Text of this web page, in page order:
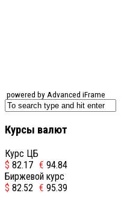
powered by Advanced iFrame
Курсы валют
Курс ЦБ
$ 82.17 € 94.84
Биржевой курс
$ 82.52 € 95.39